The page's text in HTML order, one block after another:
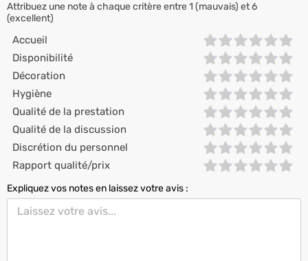
Attribuez une note à chaque critère entre 1 (mauvais) et 6
(excellent)
Accueil
Disponibilité
Décoration
Hygiène
Qualité de la prestation
Qualité de la discussion
Discrétion du personnel
Rapport qualité/prix
Expliquez vos notes en laissez votre avis :